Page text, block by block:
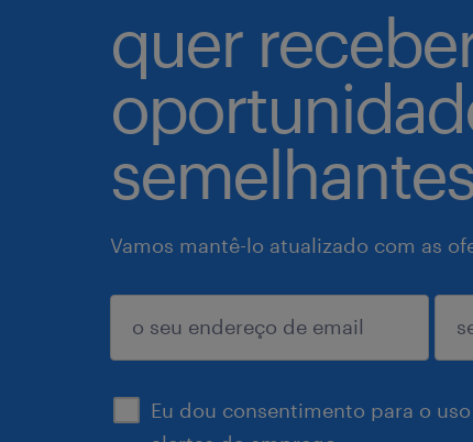
quer
Vamos mantê-lo atualizado com as
Eu dou consentimento para o
enviar